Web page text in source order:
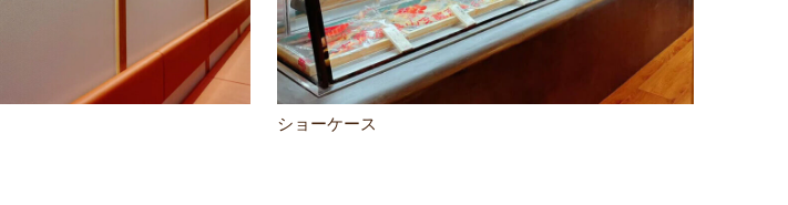
ショーケース